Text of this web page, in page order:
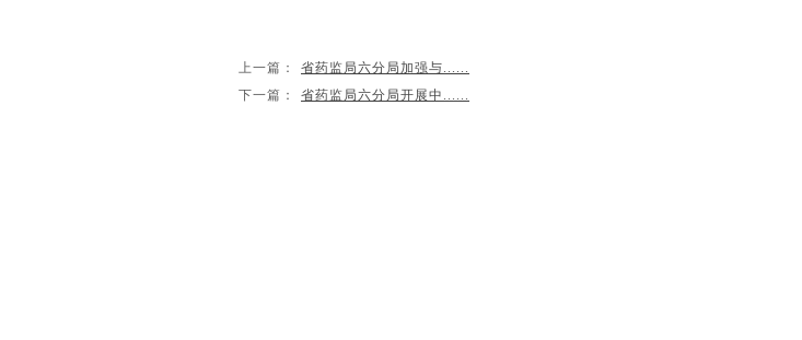
上一篇：
省药监局六分局加强与......
下一篇：
省药监局六分局开展中......